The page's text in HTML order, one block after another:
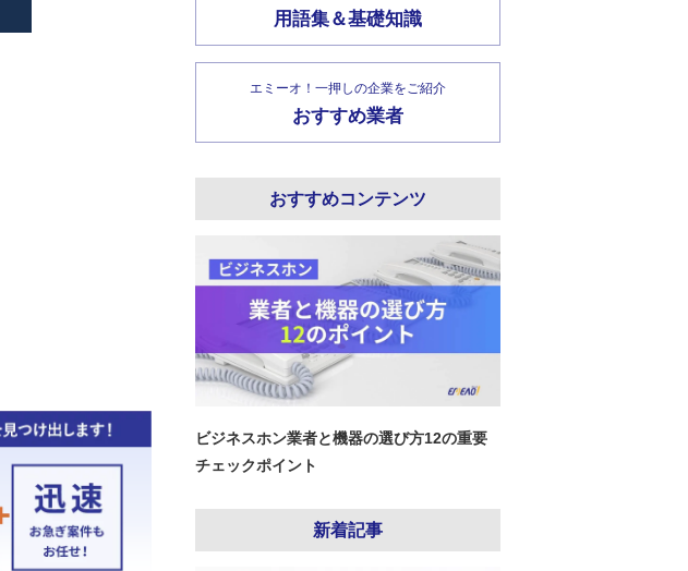
用語集＆基礎知識
エミーオ！一押しの企業をご紹介
おすすめ業者
おすすめコンテンツ
ビジネスホン業者と機器の選び方12の重要
チェックポイント
新着記事